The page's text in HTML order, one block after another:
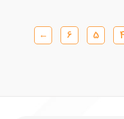
5
6
←